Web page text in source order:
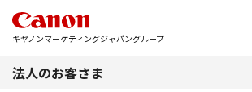
キヤノンマーケティングジャパングループ
法人のお客さま